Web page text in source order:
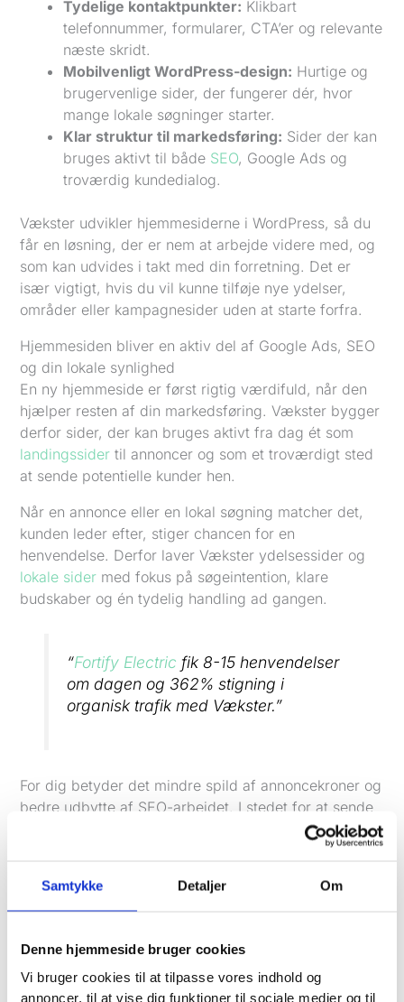
Samtykke Detaljer Om
Denne hjemmeside bruger cookies
Vi bruger cookies til at tilpasse vores indhold og
annoncer, til at vise dig funktioner til sociale medier og til
Tydelige kontaktpunkter: Klikbart
telefonnummer, formularer, CTA’er og relevante
næste skridt.
Mobilvenligt WordPress-design: Hurtige og
brugervenlige sider, der fungerer dér, hvor
mange lokale søgninger starter.
Klar struktur til markedsføring: Sider der kan
bruges aktivt til både SEO, Google Ads og
troværdig kundedialog.
Vækster udvikler hjemmesiderne i WordPress, så du
får en løsning, der er nem at arbejde videre med, og
som kan udvides i takt med din forretning. Det er
især vigtigt, hvis du vil kunne tilføje nye ydelser,
områder eller kampagnesider uden at starte forfra.
Hjemmesiden bliver en aktiv del af Google Ads, SEO
og din lokale synlighed
En ny hjemmeside er først rigtig værdifuld, når den
hjælper resten af din markedsføring. Vækster bygger
derfor sider, der kan bruges aktivt fra dag ét som
landingssider til annoncer og som et troværdigt sted
at sende potentielle kunder hen.
Når en annonce eller en lokal søgning matcher det,
kunden leder efter, stiger chancen for en
henvendelse. Derfor laver Vækster ydelsessider og
lokale sider med fokus på søgeintention, klare
budskaber og én tydelig handling ad gangen.
“Fortify Electric fik 8-15 henvendelser
om dagen og 362% stigning i
organisk trafik med Vækster.”
For dig betyder det mindre spild af annoncekroner og
bedre udbytte af SEO-arbejdet. I stedet for at sende
trafikken til en forside, der prøver at sige alt på én
gang, sender du folk ind på sider, der matcher den
Prisberegnere og lead-magneter på hjemmesiden
Vækster har et særligt fokus på lead-magneter som
tilbudsberegnere og prisberegnere. For mange
servicevirksomheder er det en enklere og mere